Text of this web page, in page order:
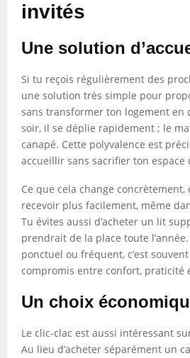
invités
Une solution
Si tu reçois régulièrement des
une solution très simple pour
sans transformer ton logement en
soir, il se déplie rapidement ; le
canapé. Cette polyvalence est
accueillir sans sacrifier ton espace
Ce que cela change concrètement,
recevoir plus facilement, même
Tu évites aussi d’acheter un lit
prendrait de la place toute
ponctuel ou fréquent, c’est
compromis entre confort, praticité
Un choix
Le clic-clac est aussi intéressant
Au lieu d’acheter séparément un